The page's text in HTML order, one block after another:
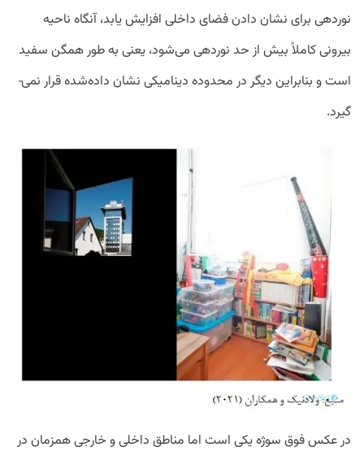
نوردهی برای نشان دادن فضای داخلی افزایش یابد، آنگاه ناحیه
بیرونی کاملاً بیش‌ از حد نوردهی می‌شود، یعنی به طور همگن سفید
است و بنابراین دیگر در محدوده دینامیکی نشان داده‌شده قرار نمی‌
­
گیرد.
در عکس فوق سوژه یکی است اما مناطق داخلی و خارجی همزمان در